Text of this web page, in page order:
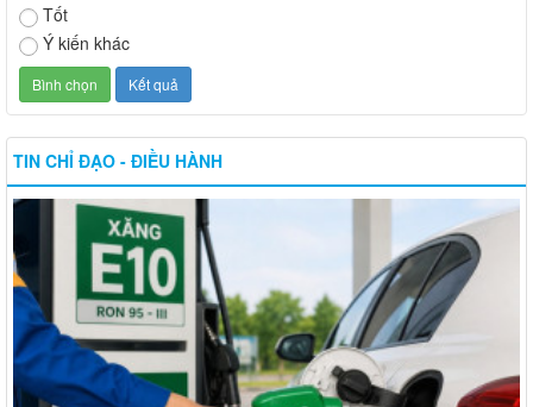
Tốt
Ý kiến khác
TIN CHỈ ĐẠO - ĐIỀU HÀNH